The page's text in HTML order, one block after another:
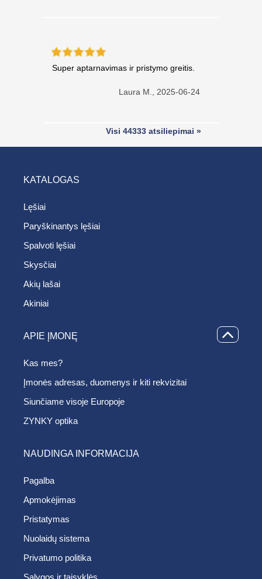
Super aptarnavimas ir pristymo greitis.
Laura M., 2025-06-24
Visi 44333 atsiliepimai »
KATALOGAS
Lęšiai
Paryškinantys lęšiai
Spalvoti lęšiai
Skysčiai
Akių lašai
Akiniai
APIE ĮMONĘ
Kas mes?
Įmonės adresas, duomenys ir kiti rekvizitai
Siunčiame visoje Europoje
ZYNKY optika
NAUDINGA INFORMACIJA
Pagalba
Apmokėjimas
Pristatymas
Nuolaidų sistema
Privatumo politika
Sąlygos ir taisyklės